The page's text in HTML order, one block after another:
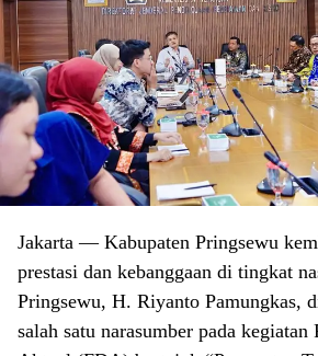
Jakarta — Kabupaten Pringsewu
prestasi dan kebanggaan di tingkat
Pringsewu, H. Riyanto Pamungkas,
salah satu narasumber pada